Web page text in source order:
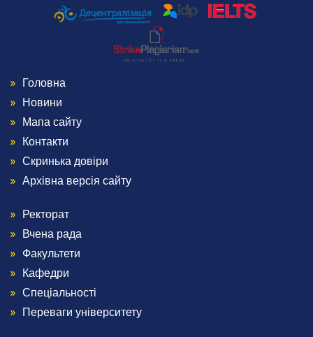
Menu
Footer
1
Головна
Новини
Мапа сайту
Контакти
Скринька довіри
Архівна версія сайту
Menu
Footer
2
Ректорат
Вчена рада
Факультети
Кафедри
Спеціальності
Переваги університету